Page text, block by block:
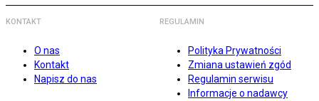
KONTAKT
O nas
Kontakt
Napisz do nas
REGULAMIN
Polityka Prywatności
Zmiana ustawień zgód
Regulamin serwisu
Informacje o nadawcy